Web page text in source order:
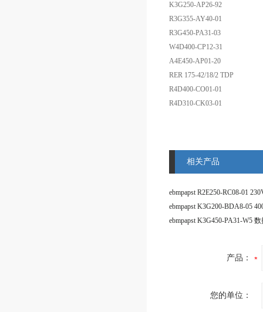
K3G250-AP26-92
R3G355-AY40-01
R3G450-PA31-03
W4D400-CP12-31
A4E450-AP01-20
RER 175-42/18/2 TDP
R4D400-CO01-01
R4D310-CK03-01
相关产品
产品：
您的单位：